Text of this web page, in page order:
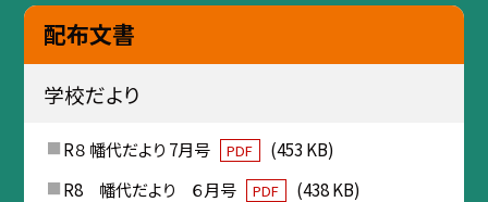
配布文書
学校だより
R８ 幡代だより 7月号 PDF
(453 KB)
R8 幡代だより ６月号
PDF
(438 KB)